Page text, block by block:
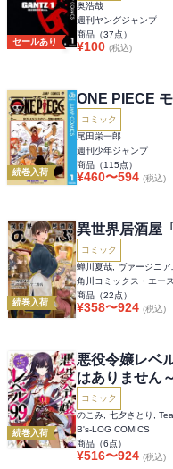
セールあり
奥浩哉
週刊ヤングジャンプ
商品（37点）
¥100 (税込)
続巻入荷
ONE PIECE
コミック
尾田栄一郎
週刊少年ジャンプ
商品（115点）
¥460〜594 (税込)
続巻入荷
異世界居酒屋
コミック
蝉川夏哉, ヴァージニ
角川コミックス・エース
商品（22点）
¥358〜924 (税込)
続巻入荷
悪役令嬢レベ
はありません
コミック
のこみ, 七夕さとり, Tea
B's-LOG COMICS
商品（6点）
¥516〜924 (税込)